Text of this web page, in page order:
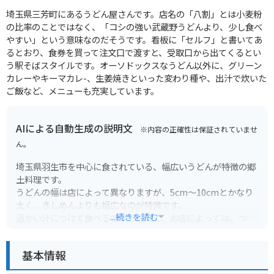
埼玉県三芳町にあるうどん屋さんです。店名の「八割」とは小麦粉
の比率のことではなく、「コシの強い武蔵野うどんより、少し食べ
やすい」という意味なのだそうです。看板に「セルフ」と書いてあ
るとおり、食券を買って注文口で渡すと、受取口から出てくるとい
う駅そばスタイルです。オーソドックスなうどん以外に、グリーン
カレーやキーマカレ-、生姜焼きといった変わり種や、出汁で炊いた
ご飯など、メニューも充実しています。
AIによる自動生成の説明文 ※内容の正確性は保証されていませ
ん。
埼玉県羽生市を中心に食されている、幅広いうどんが特徴の郷
土料理です。
うどんの幅は店によって異なりますが、5cm～10cmとかなり
太く、きしめんよりも幅広なのが特徴です。
温かい汁につけて食べるのが一般的で、お店によっては、つけ
八割うどんという名前の由来は諸説ありますが、小麦粉8に対
してつなぎ2の割合で作ることから、八割うどんと呼ばれるよ
...続きを読む
基本情報